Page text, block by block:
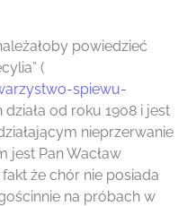
powiedzieć
(
spiewu-
działa od roku 1908 i jest
nieprzerwanie
jest Pan Wacław
że chór nie posiada
na próbach w